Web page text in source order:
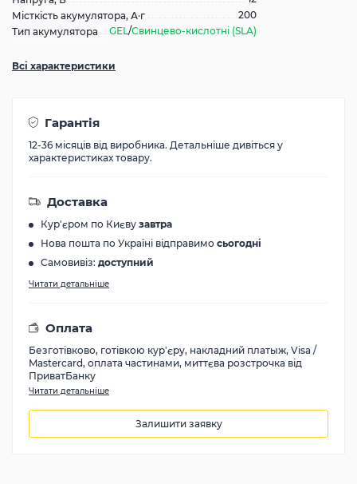
Місткість акумулятора, А·г
200
Тип акумулятора
GEL/Свинцево-кислотні (SLA)
Всі характеристики
Гарантія
12-36 місяців від виробника. Детальніше дивіться у
характеристиках товару.
Доставка
Кур'єром по Києву завтра
Нова пошта по Україні відправимо сьогодні
Самовивіз: доступний
Читати детальніше
Оплата
Безготівково, готівкою кур'єру, накладний платыж, Visa /
Mastercard, оплата частинами, миттєва розстрочка від
ПриватБанку
Читати детальніше
Залишити заявку